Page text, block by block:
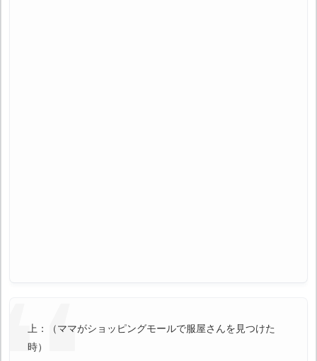
上：（ママがショッピングモールで服屋さんを見つけた
時）